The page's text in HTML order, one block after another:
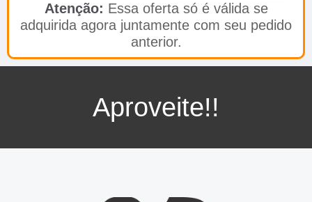
Atenção: Essa oferta só é válida se
adquirida agora juntamente com seu pedido
anterior.
Aproveite!!